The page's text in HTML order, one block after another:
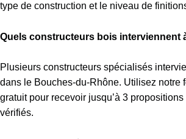
type de construction et le niveau de
Quels constructeurs bois interviennent
Plusieurs constructeurs spécialisés
dans le Bouches-du-Rhône. Utilisez notre
gratuit pour recevoir jusqu’à 3
vérifiés.